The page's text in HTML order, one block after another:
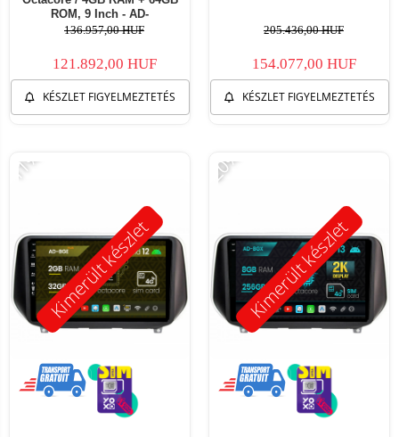
ROM, 9 Inch - AD-
BGA9004+AD-BGRKIT225
136.957,00 HUF
121.892,00 HUF
KÉSZLET FIGYELMEZTETÉS
205.436,00 HUF
154.077,00 HUF
KÉSZLET FIGYELMEZTETÉS
Kimerült készlet
-11%
Kimerült készlet
-20%